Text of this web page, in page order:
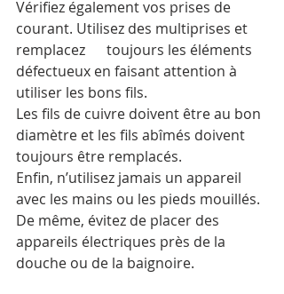
Vérifiez également vos prises de
courant. Utilisez des multiprises et
remplacez      toujours les éléments
défectueux en faisant attention à
utiliser les bons fils.
Les fils de cuivre doivent être au bon
diamètre et les fils abîmés doivent
toujours être remplacés.
Enfin, n’utilisez jamais un appareil
avec les mains ou les pieds mouillés.
De même, évitez de placer des
appareils électriques près de la
douche ou de la baignoire.